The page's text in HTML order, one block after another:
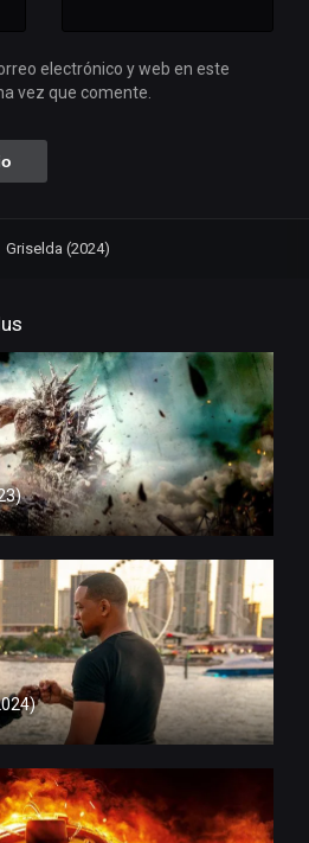
electrónico y web en este
vez que comente.
Griselda (2024)